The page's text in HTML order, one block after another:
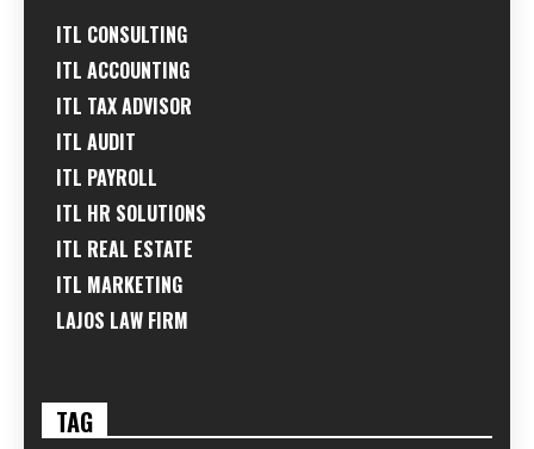
ITL CONSULTING
ITL ACCOUNTING
ITL TAX ADVISOR
ITL AUDIT
ITL PAYROLL
ITL HR SOLUTIONS
ITL REAL ESTATE
ITL MARKETING
LAJOS LAW FIRM
TAG